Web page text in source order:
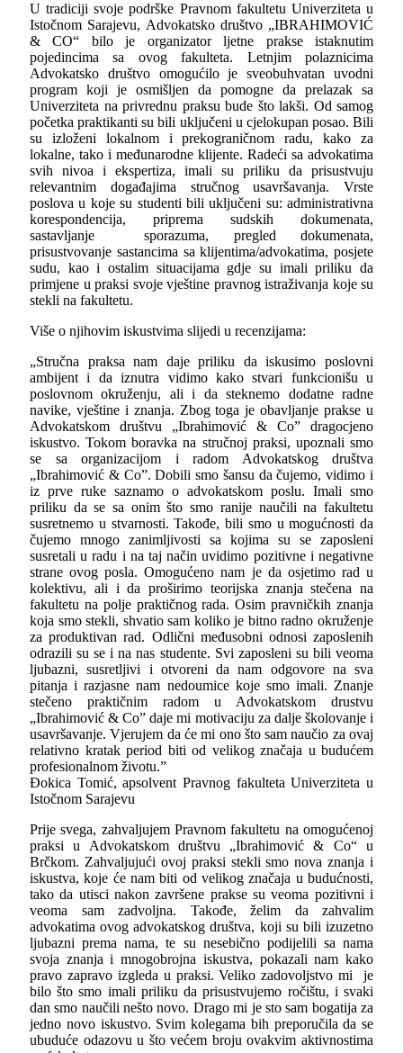
U tradiciji svoje podrške Pravnom fakultetu Univerziteta u
Istočnom Sarajevu, Advokatsko društvo „IBRAHIMOVIĆ
&CO“ bilo je organizator ljetne prakse istaknutim
pojedincima sa ovog fakulteta. Letnjim polaznicima
Advokatsko društvo omogućilo je sveobuhvatan uvodni
program koji je osmišljen da pomogne da prelazak sa
Univerziteta na privrednu praksu bude što lakši. Od samog
početka praktikanti su bili uključeni u cjelokupan posao. Bili
su izloženi lokalnom i prekograničnom radu, kako za
lokalne, tako i međunarodne klijente. Radeći sa advokatima
svih nivoa i ekspertiza, imali su priliku da prisustvuju
relevantnim događajima stručnog usavršavanja. Vrste
poslova u koje su studenti bili uključeni su: administrativna
korespondencija, priprema sudskih dokumenata,
sastavljanje sporazuma, pregled dokumenata,
prisustvovanje sastancima sa klijentima/advokatima, posjete
sudu, kao i ostalim situacijama gdje su imali priliku da
primjene u praksi svoje vještine pravnog istraživanja koje su
stekli na fakultetu.
Više o njihovim iskustvima slijedi u recenzijama:
„Stručna praksa nam daje priliku da iskusimo poslovni
ambijent i da iznutra vidimo kako stvari funkcionišu u
poslovnom okruženju, ali i da steknemo dodatne radne
navike, vještine i znanja. Zbog toga je obavljanje prakse u
Advokatskom društvu „Ibrahimović & Co” dragocjeno
iskustvo. Tokom boravka na stručnoj praksi, upoznali smo
se sa organizacijom i radom Advokatskog društva
„Ibrahimović & Co”. Dobili smo šansu da čujemo, vidimo i
iz prve ruke saznamo o advokatskom poslu. Imali smo
priliku da se sa onim što smo ranije naučili na fakultetu
susretnemo u stvarnosti. Takođe, bili smo u mogućnosti da
čujemo mnogo zanimljivosti sa kojima su se zaposleni
susretali u radu i na taj način uvidimo pozitivne i negativne
strane ovog posla. Omogućeno nam je da osjetimo rad u
kolektivu, ali i da proširimo teorijska znanja stečena na
fakultetu na polje praktičnog rada. Osim pravničkih znanja
koja smo stekli, shvatio sam koliko je bitno radno okruženje
za produktivan rad. Odlični međusobni odnosi zaposlenih
odrazili su se i na nas studente. Svi zaposleni su bili veoma
ljubazni, susretljivi i otvoreni da nam odgovore na sva
pitanja i razjasne nam nedoumice koje smo imali. Znanje
stečeno praktičnim radom u Advokatskom drustvu
„Ibrahimović &Co” daje mi motivaciju za dalje školovanje i
usavršavanje. Vjerujem da će mi ono što sam naučio za ovaj
relativno kratak period biti od velikog značaja u budućem
profesionalnom životu.”
Đokica Tomić, apsolvent Pravnog fakulteta Univerziteta u
Istočnom Sarajevu
Prije svega, zahvaljujem Pravnom fakultetu na omogućenoj
praksi u Advokatskom društvu „Ibrahimović & Co“ u
Brčkom. Zahvaljujući ovoj praksi stekli smo nova znanja i
iskustva, koje će nam biti od velikog značaja u budućnosti,
tako da utisci nakon završene prakse su veoma pozitivni i
veoma sam zadvoljna. Takođe, želim da zahvalim
advokatima ovog advokatskog društva, koji su bili izuzetno
ljubazni prema nama, te su nesebično podijelili sa nama
svoja znanja i mnogobrojna iskustva, pokazali nam kako
pravo zapravo izgleda u praksi. Veliko zadovoljstvo mi je
bilo što smo imali priliku da prisustvujemo ročištu, i svaki
dan smo naučili nešto novo. Drago mi je sto sam bogatija za
jedno novo iskustvo. Svim kolegama bih preporučila da se
ubuduće odazovu u što većem broju ovakvim aktivnostima